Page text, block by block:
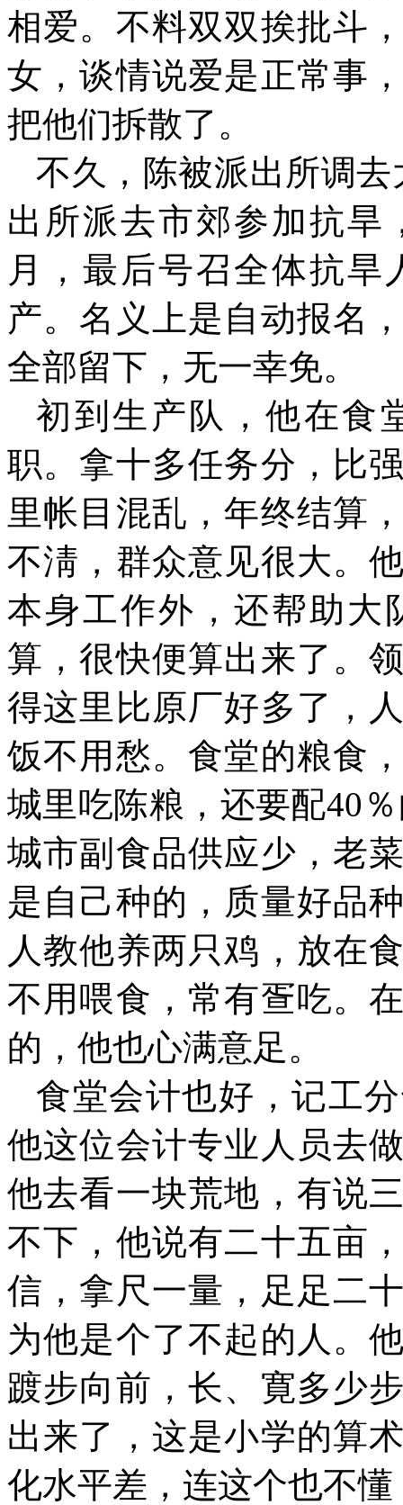
相爱。不料双双挨批斗
女，谈情说爱是正常事
把他们拆散了。
不久，陈被派出所调
出所派去市郊参加抗旱
月，最后号召全体抗
产。名义上是自动报名
全部留下，无一幸免。
初到生产队，他在食
职。拿十多任务分，比
里帐目混乱，年终结算
不淸，群众意见很大。
本身工作外，还帮助大
算，很快便算出来了。
得这里比原厂好多了，
饭不用愁。食堂的粮食
城里吃陈粮，还要配40
城市副食品供应少，老
是自己种的，质量好品
人教他养两只鸡，放在
不用喂食，常有疍吃。
的，他也心满意足。
食堂会计也好，记工
他这位会计专业人员去
他去看一块荒地，有说
不下，他说有二十五亩
信，拿尺一量，足足二
为他是个了不起的人。
踱步向前，长、寛多少
出来了，这是小学的算
化水平差，连这个也不